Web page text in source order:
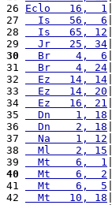
26 Eclo   16,  1
27
  Is   56,  6
28
  Is   65, 12
29
  Jr   25, 34
30
  Br    4,  6
31
  Br    4, 24
32
  Ez   14, 14
33
  Ez   14, 20
34
  Ez   16, 21
35
  Dn    1, 18
36
  Dn    2, 18
37
  Na    1, 12
38
  Ml    2, 15
39
  Mt    6,  1
40
  Mt    6,  2
41
  Mt    6,  5
42
  Mt   10, 18